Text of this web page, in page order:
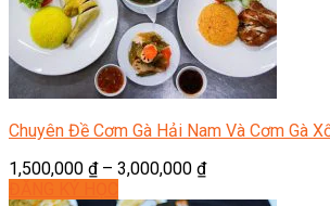
Chuyên Đề Cơm Gà Hải Nam Và Cơm Gà
1,500,000 ₫– 3,000,000 ₫